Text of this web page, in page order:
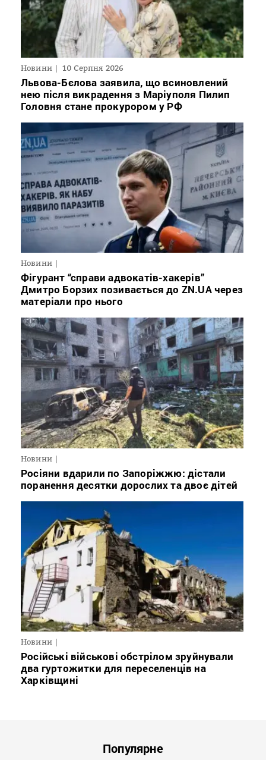
Новини 10 Серпня 2026
Львова-Бєлова заявила, що всиновлений
нею після викрадення з Маріуполя Пилип
Головня стане прокурором у РФ
Новини
Фігурант “справи адвокатів-хакерів”
Дмитро Борзих позивається до ZN.UA через
матеріали про нього
Новини
Росіяни вдарили по Запоріжжю: дістали
поранення десятки дорослих та двоє дітей
Новини
Російські військові обстрілом зруйнували
два гуртожитки для переселенців на
Харківщині
Популярне